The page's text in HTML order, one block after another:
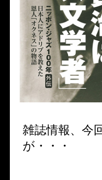
雑誌情報、今
が・・・